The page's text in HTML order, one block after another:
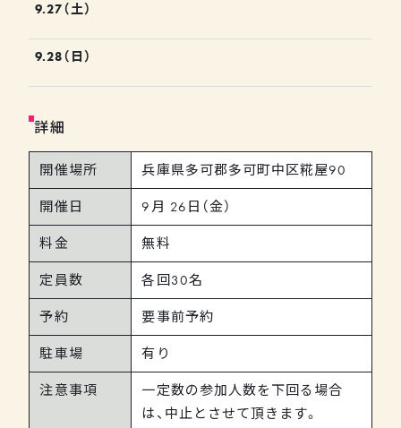
9.27（土）
9.28（日）
詳細
開催場所 兵庫県多可郡多可町中区糀屋90
開催日 9月 26日（金）
料金 無料
定員数 各回30名
予約 要事前予約
駐車場 有り
注意事項
一定数の参加人数を下回る場合
は、中止とさせて頂きます。